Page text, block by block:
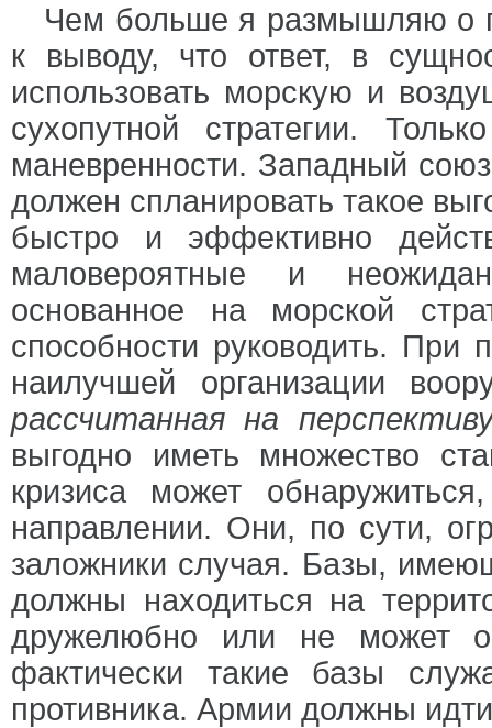
Чем больше я размышляю о
к выводу, что ответ, в
использовать морскую и
сухопутной стратегии.
маневренности. Западный
должен спланировать такое
быстро и эффективно
маловероятные и
основанное на морской
способности руководить. При
наилучшей организации
рассчитанная на
выгодно иметь множество
кризиса может
направлении. Они, по сути,
заложники случая. Базы,
должны находиться на
дружелюбно или не может
фактически такие базы
противника. Армии должны